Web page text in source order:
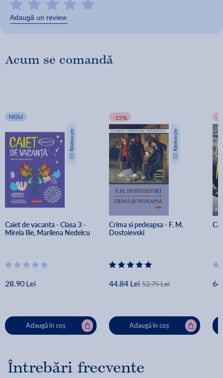
Adaugă un review
Acum se comandă
NOU
Caiet de vacanta - Clasa 3 -
Mirela Ilie, Marilena Nedelcu
28.90 Lei
Adaugă în coș
-15%
Crima si pedeapsa - F. M.
Dostoievski
44.84 Lei 52.75 Lei
Adaugă în coș
-
Întrebări frecvente